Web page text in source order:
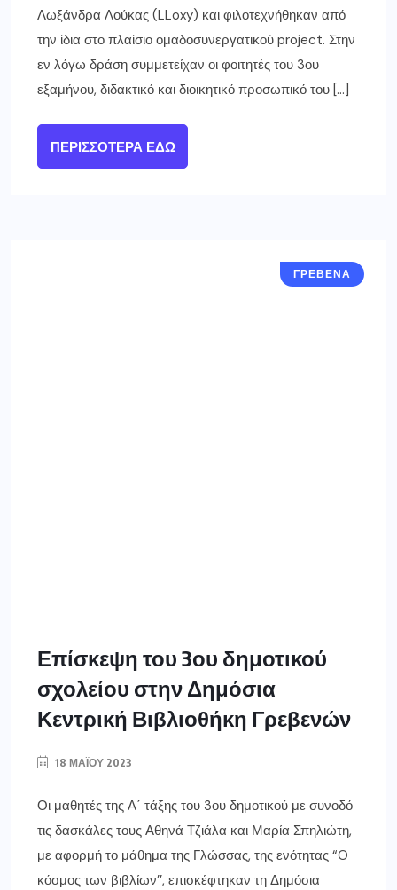
Λωξάνδρα Λούκας (LLoxy) και φιλοτεχνήθηκαν από
την ίδια στο πλαίσιο ομαδοσυνεργατικού project. Στην
εν λόγω δράση συμμετείχαν οι φοιτητές του 3ου
εξαμήνου, διδακτικό και διοικητικό προσωπικό του […]
ΠΕΡΙΣΣΌΤΕΡΑ ΕΔΏ
ΓΡΕΒΕΝΑ
Επίσκεψη του 3ου δημοτικού
σχολείου στην Δημόσια
Κεντρική Βιβλιοθήκη Γρεβενών
18 ΜΑΪ́ΟΥ 2023
Οι μαθητές της Α΄ τάξης του 3ου δημοτικού με συνοδό
τις δασκάλες τους Αθηνά Τζιάλα και Μαρία Σπηλιώτη,
με αφορμή το μάθημα της Γλώσσας, της ενότητας “O
κόσμος των βιβλίων’’, επισκέφτηκαν τη Δημόσια